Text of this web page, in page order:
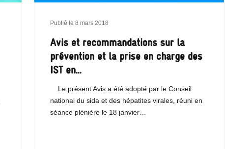
Avis et recommandations sur la
prévention et la prise en charge des
IST en…
Le présent Avis a été adopté par le Conseil
national du sida et des hépatites virales, réuni en
séance plénière le 18 janvier…
Publié le 8 mars 2018